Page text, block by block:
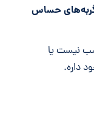
گربه‌های حساس
نیست یا
داره.